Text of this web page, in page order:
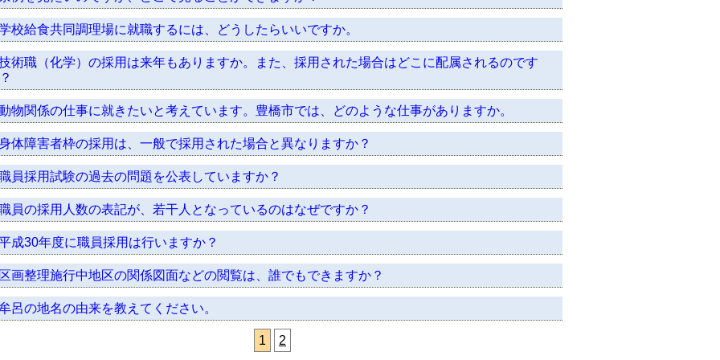
校給食共同調理場に就職するには、どうしたらいいですか。
術職（化学）の採用は来年もありますか。また、採用された場合はどこに配属されるのです
物関係の仕事に就きたいと考えています。豊橋市では、どのような仕事がありますか。
体障害者枠の採用は、一般で採用された場合と異なりますか？
員採用試験の過去の問題を公表していますか？
員の採用人数の表記が、若干人となっているのはなぜですか？
成30年度に職員採用は行いますか？
画整理施行中地区の関係図面などの閲覧は、誰でもできますか？
呂の地名の由来を教えてください。
1 2